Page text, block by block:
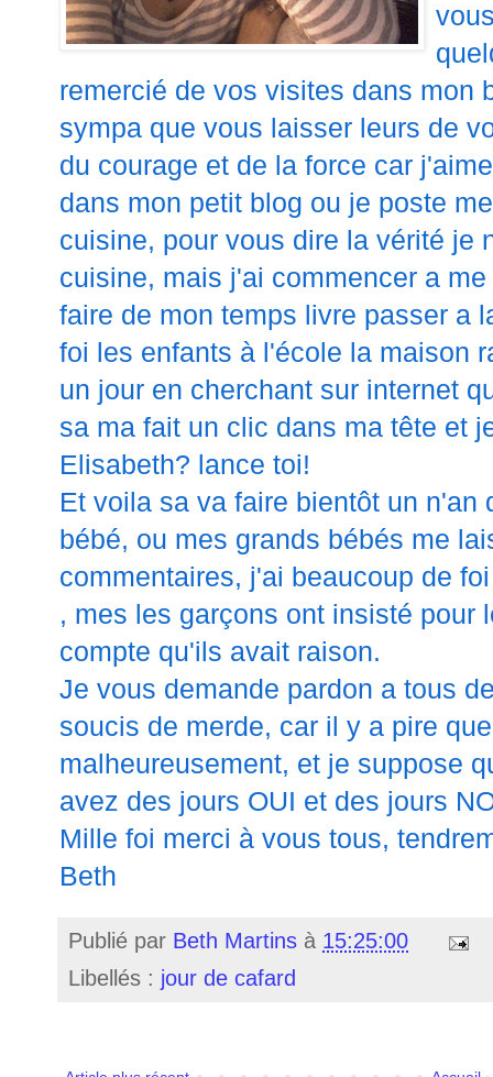
remercié de vos visites dans mon
sympa que vous laisser leurs de
du courage et de la force car
dans mon petit blog ou je poste
cuisine, pour vous dire la vérité je
cuisine, mais j'ai commencer a
faire de mon temps livre passer a
foi les enfants à l'école la maison
un jour en cherchant sur internet
sa ma fait un clic dans ma tête et
Elisabeth? lance toi!
Et voila sa va faire bientôt un n'an
bébé, ou mes grands bébés me
commentaires, j'ai beaucoup de
, mes les garçons ont insisté pour
compte qu'ils avait raison.
Je vous demande pardon a tous
soucis de merde, car il y a pire
malheureusement, et je suppose
avez des jours OUI et des jours
Mille foi merci à vous tous,
Beth
Publié par Beth Martins à 15:25:00
Libellés : jour de cafard